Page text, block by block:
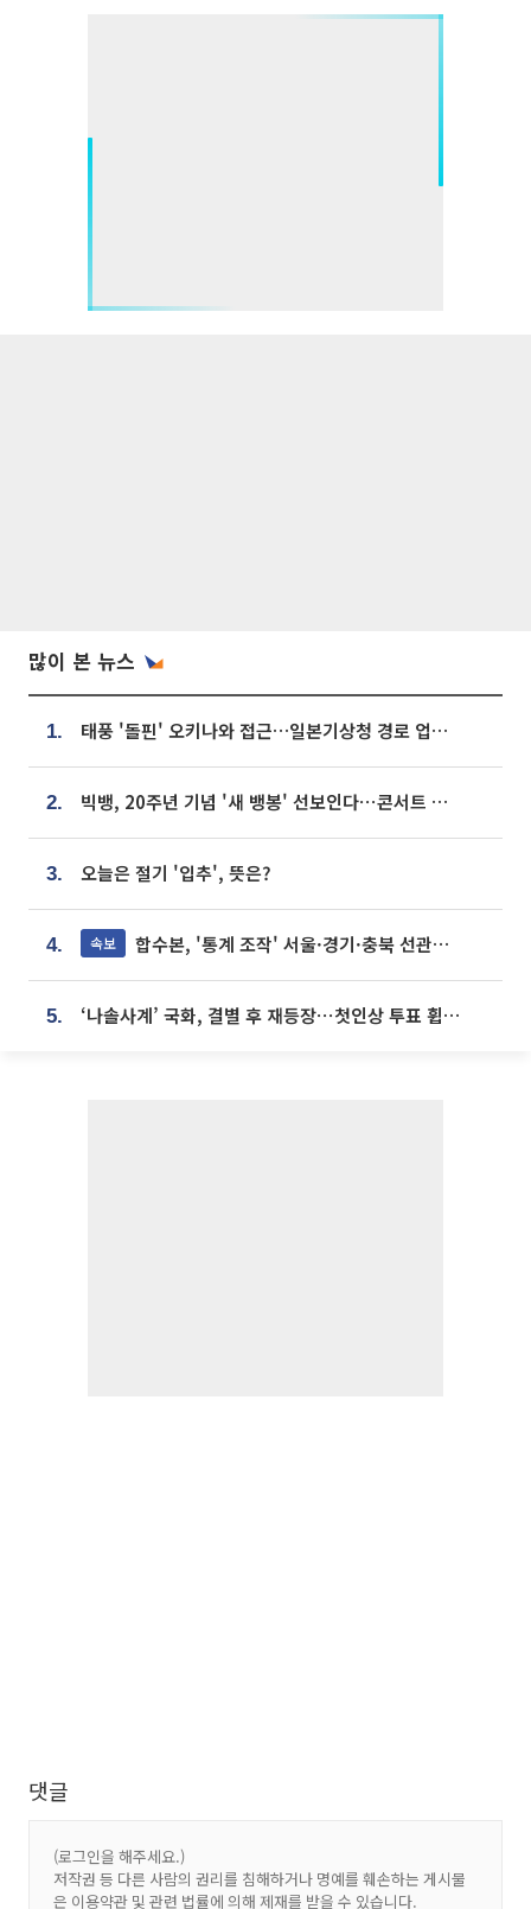
많이 본 뉴스
1. 태풍 '돌핀' 오키나와 접근…일본기상청 경로 업데이트
2. 빅뱅, 20주년 기념 '새 뱅봉' 선보인다⋯콘서트 앞두고 팝업 개최
3. 오늘은 절기 '입추', 뜻은?
4. 속보 합수본, '통계 조작' 서울·경기·충북 선관위 등 추가 압수수색
5. ‘나솔사계’ 국화, 결별 후 재등장⋯첫인상 투표 휩쓸고 ‘인기녀’ 등극
댓글